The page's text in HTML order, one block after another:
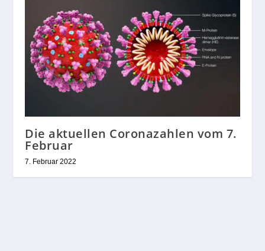
Die aktuellen Coronazahlen vom 7.
Februar
7. Februar 2022